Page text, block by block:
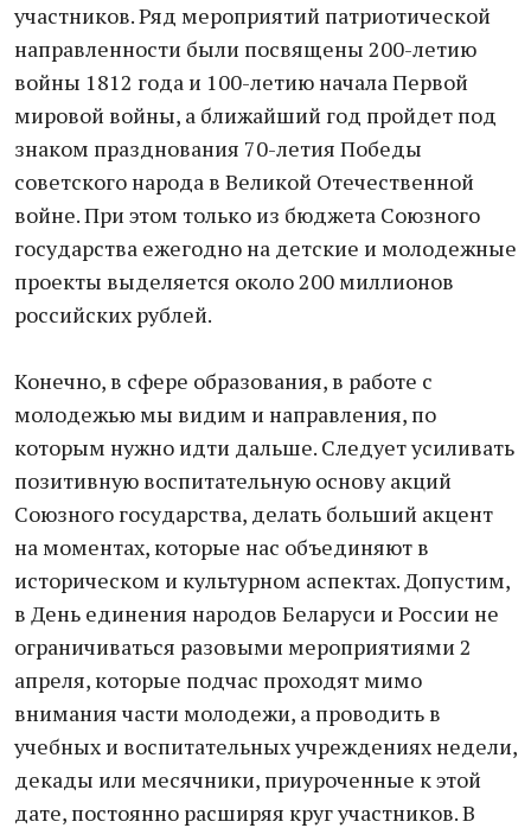
участников. Ряд мероприятий патриотической
направленности были посвящены 200-летию
войны 1812 года и 100-летию начала Первой
мировой войны, а ближайший год пройдет под
знаком празднования 70-летия Победы
советского народа в Великой Отечественной
войне. При этом только из бюджета Союзного
государства ежегодно на детские и молодежные
проекты выделяется около 200 миллионов
российских рублей.
Конечно, в сфере образования, в работе с
молодежью мы видим и направления, по
которым нужно идти дальше. Следует усиливать
позитивную воспитательную основу акций
Союзного государства, делать больший акцент
на моментах, которые нас объединяют в
историческом и культурном аспектах. Допустим,
в День единения народов Беларуси и России не
ограничиваться разовыми мероприятиями 2
апреля, которые подчас проходят мимо
внимания части молодежи, а проводить в
учебных и воспитательных учреждениях недели,
декады или месячники, приуроченные к этой
дате, постоянно расширяя круг участников. В